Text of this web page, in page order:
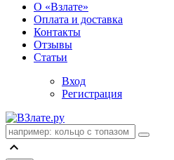
О «Взлате»
Оплата и доставка
Контакты
Отзывы
Статьи
Вход
Регистрация
keyboard_arrow_up